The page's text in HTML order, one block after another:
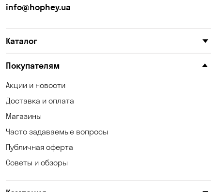
Калиновка
Княжичи
Котовка
Кошары
Кривуши
Крюковщина
info@hophey.ua
Каталог
Покупателям
Акции и новости
Доставка и оплата
Магазины
Часто задаваемые вопросы
Публичная оферта
Советы и обзоры